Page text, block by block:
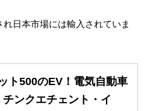
日本市場には輸入されていま
ト500のEV！電気自動車
チンクエチェント・イ